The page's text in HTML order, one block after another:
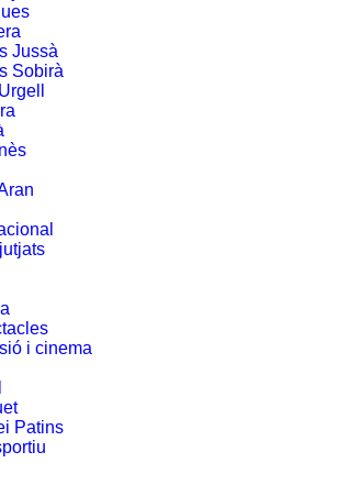
Jussà
Sobirà
i cinema
Patins